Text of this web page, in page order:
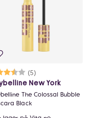
Karakter:
(5)
3.4 av 5 mulige
New York
The Colossal Bubble
Black